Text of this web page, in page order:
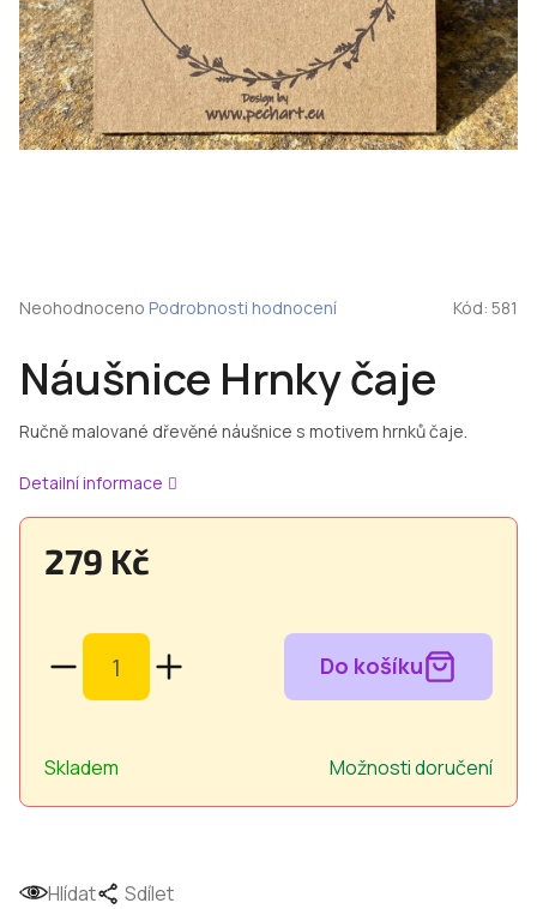
Náušnice Hrnky čaje
Ručně malované dřevěné náušnice s motivem hrnků čaje.
Detailní informace
Hlídat Sdílet
279 Kč
Skladem Možnosti doručení
Průměrné
je
0,0
z
5
Neohodnoceno Podrobnosti hodnocení Kód: 581